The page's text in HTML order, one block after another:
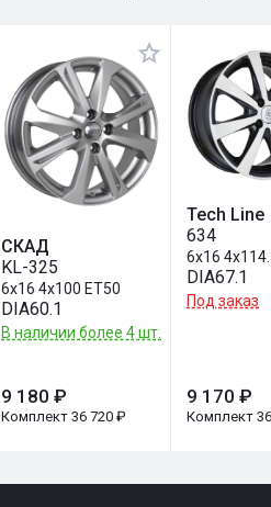
СКАД
KL-325
6x16 4x100 ET50
DIA60.1
В наличии более 4 шт.
9 180 ₽
Комплект 36 720 ₽
Tech Line
634
6x16
DIA67.1
Под заказ
9 170 ₽
Комплект